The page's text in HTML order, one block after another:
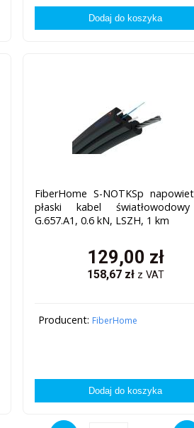
FiberHome S-NOTKSp
płaski kabel
G.657.A1, 0.6 kN, LSZH, 1 km
129,00 zł
158,67zł z VAT
Producent: FiberHome